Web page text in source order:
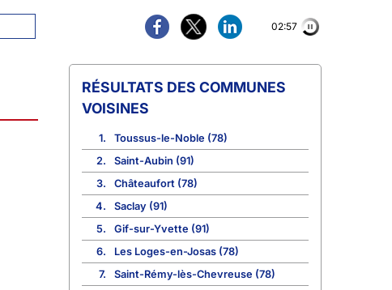
02:56
COMMUNES
VOISINES
1.
Toussus-le-Noble (78)
2.
Saint-Aubin (91)
3.
Châteaufort (78)
4.
Saclay (91)
5.
Gif-sur-Yvette (91)
6.
Les Loges-en-Josas (78)
7.
Saint-Rémy-lès-Chevreuse (78)